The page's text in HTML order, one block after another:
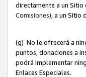
directamente a un Sitio
Comisiones), a un Sitio
(g) No le ofrecerá a
puntos, donaciones a
podrá implementar
Enlaces Especiales.